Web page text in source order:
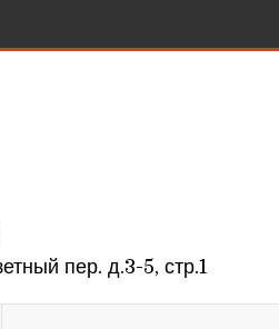
пер. д.3-5, стр.1